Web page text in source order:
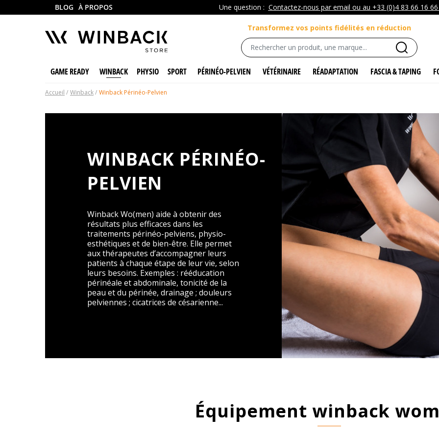
BLOG À PROPOS Une question : Contactez-nous par email ou au +33 (0)4 83 66 16
Transformez vos points fidélités en réduction
GAME READY WINBACK PHYSIO SPORT PÉRINÉO-PELVIEN VÉTÉRINAIRE RÉADAPTATION FASCIA & TAPING
Accueil Winback Winback Périnéo-Pelvien
WINBACK PÉRINÉO-
PELVIEN
Winback Wo(men) aide à obtenir des
résultats plus efficaces dans les
traitements périnéo-pelviens, physio-
esthétiques et de bien-être. Elle permet
aux thérapeutes d’accompagner leurs
patients à chaque étape de leur vie, selon
leurs besoins. Exemples : rééducation
périnéale et abdominale, tonicité de la
peau et du périnée, drainage ; douleurs
pelviennes ; cicatrices de césarienne...
équipement winback